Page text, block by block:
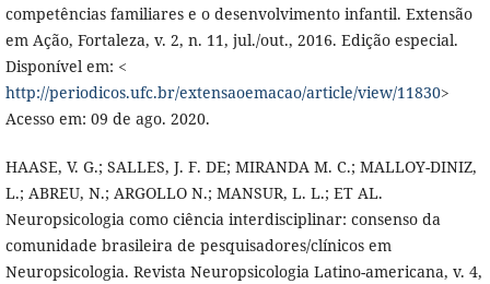
competências familiares e o desenvolvimento infantil. Extensão
em Ação, Fortaleza, v. 2, n. 11, jul./out., 2016. Edição especial.
Disponível em: <
http://periodicos.ufc.br/extensaoemacao/article/view/11830>
Acesso em: 09 de ago. 2020.
HAASE, V. G.; SALLES, J. F. DE; MIRANDA M. C.; MALLOY-DINIZ,
L.; ABREU, N.; ARGOLLO N.; MANSUR, L. L.; ET AL.
Neuropsicologia como ciência interdisciplinar: consenso da
comunidade brasileira de pesquisadores/clínicos em
Neuropsicologia. Revista Neuropsicologia Latino-americana, v. 4,